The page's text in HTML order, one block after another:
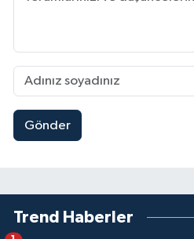
Gönder
Trend Haberler